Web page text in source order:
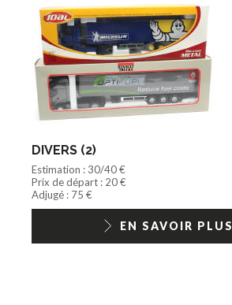
DIVERS (2)
Estimation : 30/40 €
Prix de départ : 20 €
Adjugé : 75 €
EN SAVOIR PLUS